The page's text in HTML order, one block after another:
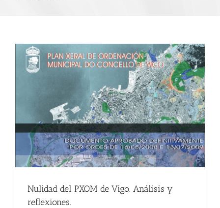
Nulidad del PXOM de Vigo. Análisis y
reflexiones.